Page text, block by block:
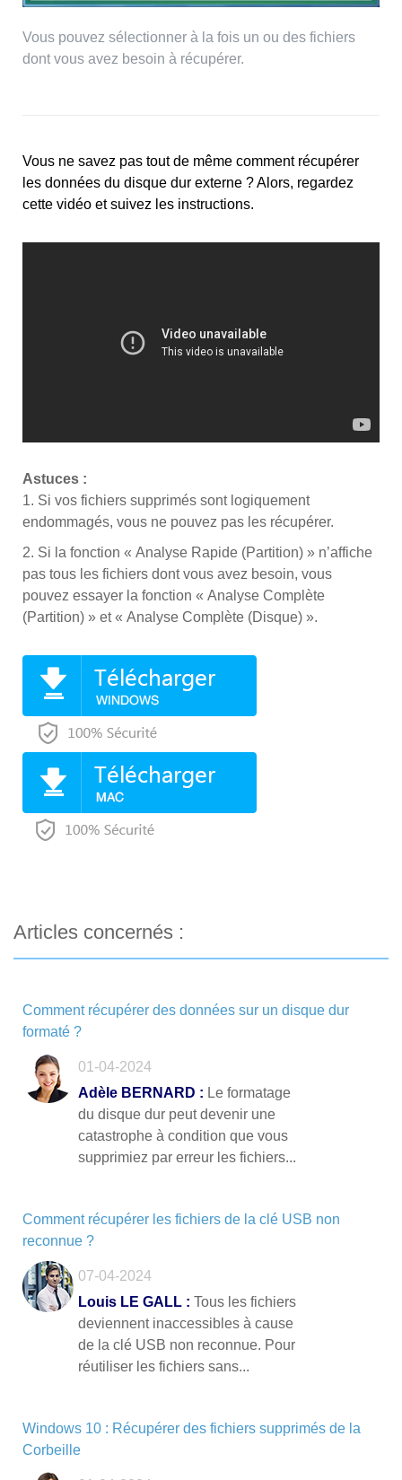
Vous pouvez sélectionner à la fois un ou des fichiers
dont vous avez besoin à récupérer.
Vous ne savez pas tout de même comment récupérer
les données du disque dur externe ? Alors, regardez
cette vidéo et suivez les instructions.
Astuces :
1. Si vos fichiers supprimés sont logiquement
endommagés, vous ne pouvez pas les récupérer.
2. Si la fonction « Analyse Rapide (Partition) » n’affiche
pas tous les fichiers dont vous avez besoin, vous
pouvez essayer la fonction « Analyse Complète
(Partition) » et « Analyse Complète (Disque) ».
Articles concernés :
Comment récupérer des données sur un disque dur
formaté ?
01-04-2024
Adèle BERNARD : Le formatage
du disque dur peut devenir une
catastrophe à condition que vous
supprimiez par erreur les fichiers...
Comment récupérer les fichiers de la clé USB non
reconnue ?
07-04-2024
Louis LE GALL : Tous les fichiers
deviennent inaccessibles à cause
de la clé USB non reconnue. Pour
réutiliser les fichiers sans...
Windows 10 : Récupérer des fichiers supprimés de la
Corbeille